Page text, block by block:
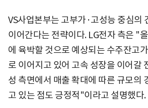
VS사업본부는 고부가·고성능 중심의
이어간다는 전략이다. LG전자 측은 "
에 육박할 것으로 예상되는 수주잔고
로 이어지고 있어 고속 성장을 이어갈
성 측면에서 매출 확대에 따른 규모의
고 있는 점도 긍정적"이라고 설명했다.